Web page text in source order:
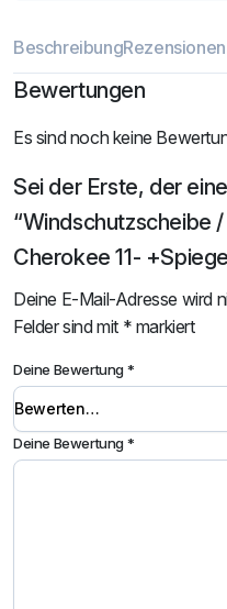
Beschreibung
Bewertungen
Es sind noch keine
Sei der Erste, der
“Windschutzscheibe
Cherokee 11-
Deine E-Mail-Adresse wird
Felder sind mit * markiert
Deine Bewertung*
Deine Bewertung*